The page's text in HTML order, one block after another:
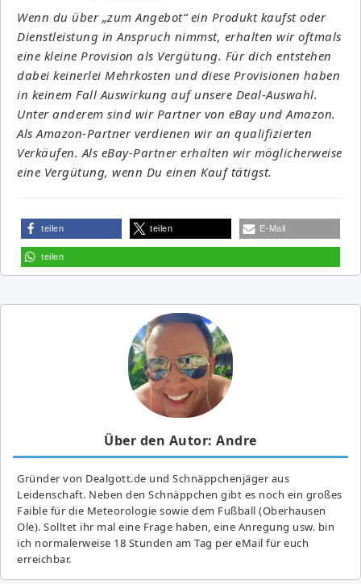
Wenn du über „zum Angebot“ ein Produkt kaufst oder
Dienstleistung in Anspruch nimmst, erhalten wir oftmals
eine kleine Provision als Vergütung. Für dich entstehen
dabei keinerlei Mehrkosten und diese Provisionen haben
in keinem Fall Auswirkung auf unsere Deal-Auswahl.
Unter anderem sind wir Partner von eBay und Amazon.
Als Amazon-Partner verdienen wir an qualifizierten
Verkäufen. Als eBay-Partner erhalten wir möglicherweise
eine Vergütung, wenn Du einen Kauf tätigst.
teilen teilen E-Mail
teilen
Über den Autor: Andre
Gründer von Dealgott.de und Schnäppchenjäger aus
Leidenschaft. Neben den Schnäppchen gibt es noch ein großes
Fai­ble für die Meteorologie sowie dem Fußball (Oberhausen
Ole). Solltet ihr mal eine Frage haben, eine Anregung usw. bin
ich normalerweise 18 Stunden am Tag per eMail für euch
erreichbar.